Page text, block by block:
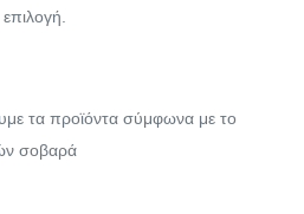
τα προϊόντα σύμφωνα με το
σοβαρά